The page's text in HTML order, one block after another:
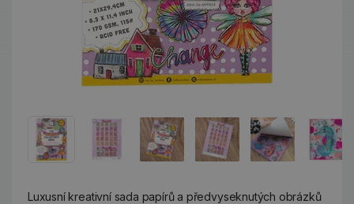
Luxusní kreativní sada papírů a předvyseknutých obrázků